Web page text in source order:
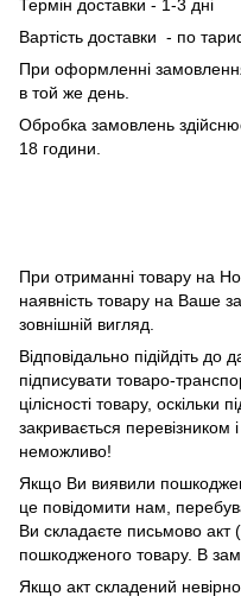
Термін доставки - 1-3 дні
Вартість доставки - по
При оформленні
в той же день.
Обробка замовлень
18 години.
При отриманні товару на
наявність товару на Ваше
зовнішній вигляд.
Відповідально підійдіть до
підписувати товаро-
цілісності товару,
закривається перевізником
неможливо!
Якщо Ви виявили
це повідомити нам,
Ви складаєте письмово акт
пошкодженого товару. В
Якщо акт складений